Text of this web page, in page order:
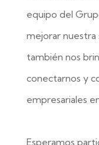
equipo del
mejorar nuestra
también nos
conectarnos y
empresariales
Esperamos